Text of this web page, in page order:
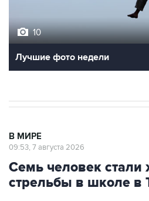
10
Лучшие фото недели
В МИРЕ
09:53, 7 августа 2026
Семь человек стали
стрельбы в школе в